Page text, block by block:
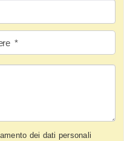
*
dei dati personali